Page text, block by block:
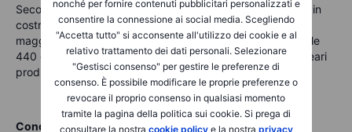
nonché per fornire contenuti pubblicitari personalizzati e
consentire la connessione ai social media. Scegliendo
"Accetta tutto" si acconsente all'utilizzo dei cookie e al
relativo trattamento dei dati personali. Selezionare
"Gestisci consenso" per gestire le preferenze di
consenso. È possibile modificare le proprie preferenze o
revocare il proprio consenso in qualsiasi momento
tramite la pagina della politica sui cookie. Si prega di
consultare la nostra cookie policye la nostra privacy
Secondo la World Nuclear Association, ci sono 55 reattori in
costruzione (90 se si considerano i reattori pianificati) e la
maggior parte di questi reattori costruiti in Asia integrano le
440 centrali nucleari esistenti. Quest'anno le centrali nucleari
produrranno il 10% dell'elettricità mondiale.
Condividi